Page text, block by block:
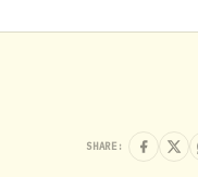
SHARE: